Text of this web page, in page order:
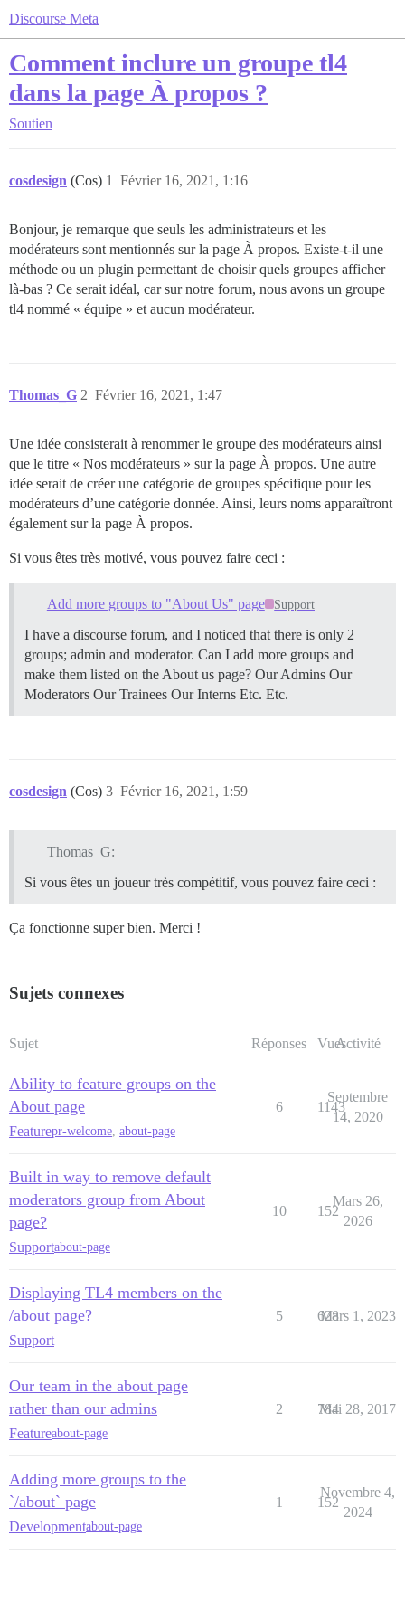
Discourse Meta
Comment inclure un groupe tl4
dans la page À propos ?
Soutien
cosdesign (Cos) Février 16, 2021, 1:16
1
Bonjour, je remarque que seuls les administrateurs et les
modérateurs sont mentionnés sur la page À propos. Existe-t-il une
méthode ou un plugin permettant de choisir quels groupes afficher
là-bas ? Ce serait idéal, car sur notre forum, nous avons un groupe
tl4 nommé « équipe » et aucun modérateur.
Thomas_G Février 16, 2021, 1:47
2
Une idée consisterait à renommer le groupe des modérateurs ainsi
que le titre « Nos modérateurs » sur la page À propos. Une autre
idée serait de créer une catégorie de groupes spécifique pour les
modérateurs d’une catégorie donnée. Ainsi, leurs noms apparaîtront
également sur la page À propos.
Si vous êtes très motivé, vous pouvez faire ceci :
Add more groups to "About Us" page Support
I have a discourse forum, and I noticed that there is only 2
groups; admin and moderator. Can I add more groups and
make them listed on the About us page? Our Admins Our
Moderators Our Trainees Our Interns Etc. Etc.
cosdesign (Cos) Février 16, 2021, 1:59
3
Thomas_G:
Si vous êtes un joueur très compétitif, vous pouvez faire ceci :
Ça fonctionne super bien. Merci !
Sujets connexes
Sujet Réponses VuesActivité
Ability to feature groups on the
About page
Featurepr-welcome, about-page
6 1143
Septembre
14, 2020
Built in way to remove default
moderators group from About
page?
Supportabout-page
10 152
Mars 26,
2026
Displaying TL4 members on the
/about page?
Support
5 628
Mars 1, 2023
Our team in the about page
rather than our admins
Featureabout-page
2 784
Mai 28, 2017
Adding more groups to the
`/about` page
Developmentabout-page
1 152
Novembre 4,
2024